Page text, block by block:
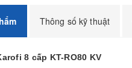
Thông số kỹ thuật
8 cấp KT-RO80 KV